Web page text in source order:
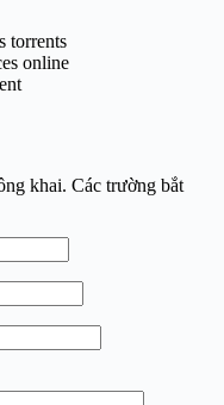
torrents
online
khai. Các trường bắt